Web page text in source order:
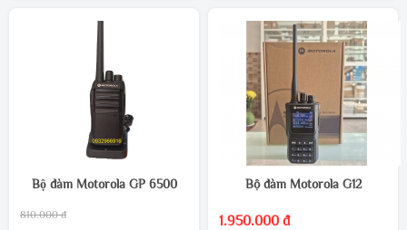
- Công suất phát cao, âm
MUA SỐ LƯỢNG CHIẾT
GIAO HÀNG MIỄN PHÍ
KHUYẾN MÃI THƯỜNG
LIÊN HÊ TRỰC TIẾP ĐỂ CÓ
- Công suất phát cao, âm
thanh to rõ
MUA SỐ LƯỢNG CHIẾT
KHẤU CAO
GIAO HÀNG MIỄN PHÍ
KHUYẾN MÃI THƯỜNG
XUYÊN
LIÊN HÊ TRỰC TIẾP ĐỂ CÓ
Bộ đàm Motorola GP 6500
810.000 đ
Bộ đàm Motorola G12
1.950.000 đ